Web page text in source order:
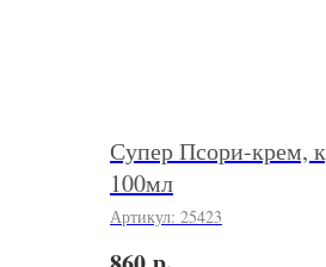
Супер Псори-крем,
100мл
Артикул: 25423